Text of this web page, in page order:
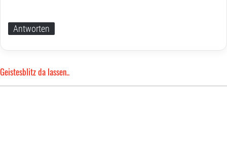
Antworten
Geistesblitz da lassen..